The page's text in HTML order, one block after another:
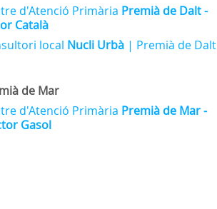
d'Atenció Primària Premià de Dalt -
Català
local Nucli Urbà| Premià de Dalt
de Mar
d'Atenció Primària Premià de Mar -
Gasol